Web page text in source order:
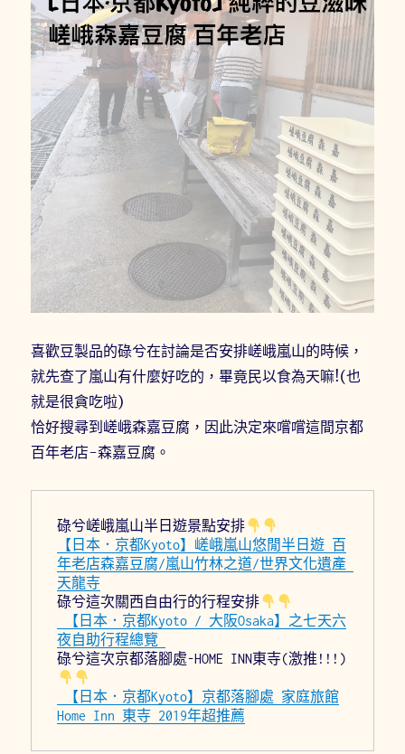
喜歡豆製品的碌兮在討論是否安排嵯峨嵐山的時候，
就先查了嵐山有什麼好吃的，畢竟民以食為天嘛!(也
就是很貪吃啦)
恰好搜尋到嵯峨森嘉豆腐，因此決定來嚐嚐這間京都
百年老店-森嘉豆腐。
碌兮嵯峨嵐山半日遊景點安排
【日本．京都Kyoto】嵯峨嵐山悠閒半日遊 百
年老店森嘉豆腐/嵐山竹林之道/世界文化遺產
天龍寺
碌兮這次關西自由行的行程安排
夜自助行程總覽
碌兮這次京都落腳處-HOME INN東寺(激推!!!)
Home Inn 東寺 2019年超推薦